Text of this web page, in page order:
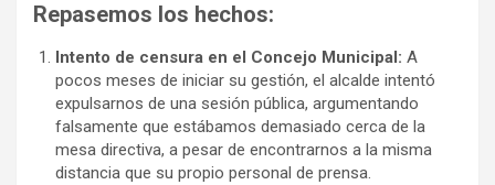
Repasemos los hechos:
Intento de censura en el Concejo Municipal: A
pocos meses de iniciar su gestión, el alcalde intentó
expulsarnos de una sesión pública, argumentando
falsamente que estábamos demasiado cerca de la
mesa directiva, a pesar de encontrarnos a la misma
distancia que su propio personal de prensa.